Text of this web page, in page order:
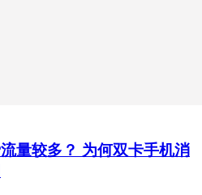
量较多？ 为何双卡手机消